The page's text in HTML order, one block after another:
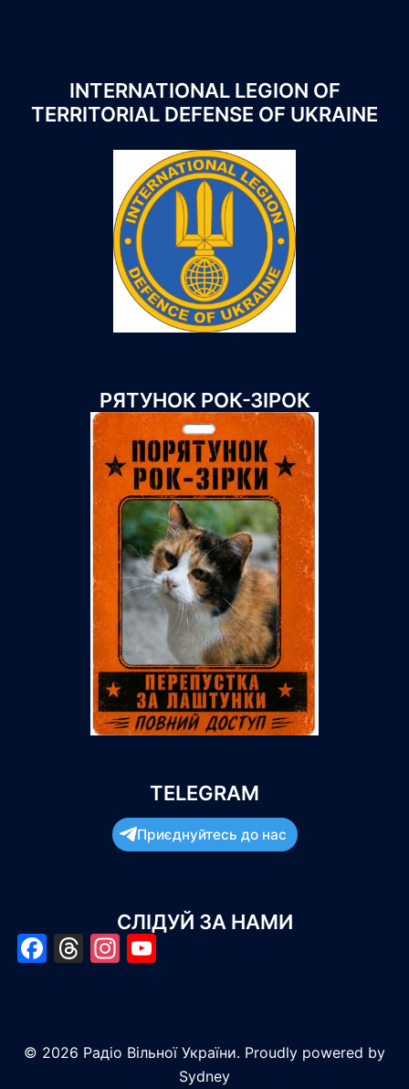
INTERNATIONAL LEGION OF
TERRITORIAL DEFENSE OF UKRAINE
РЯТУНОК РОК-ЗІРОК
TELEGRAM
Приєднуйтесь до нас
СЛІДУЙ ЗА НАМИ
Facebook
Threads
Instagram
© 2026 Радіо Вільної України. Proudly powered by
Sydney